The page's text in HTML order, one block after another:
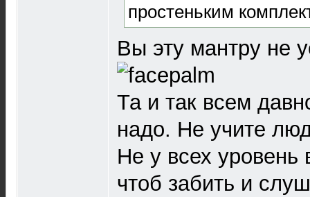
простеньким
Вы эту мантру не
Та и так всем
надо. Не учите
Не у всех уровень
чтоб забить и